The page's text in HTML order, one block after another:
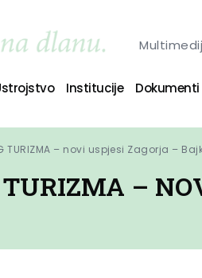
Institucije Dokumenti
TURIZMA – novi uspjesi Zagorja –
TURIZMA –